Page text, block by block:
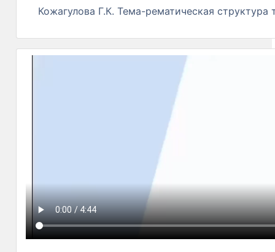
Кожагулова Г.К. Тема-рематическая структура